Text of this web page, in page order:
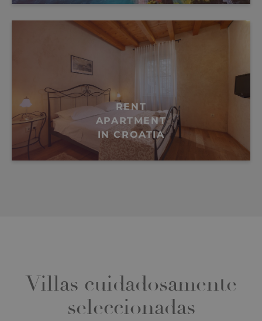
RENT
APARTMENT
IN CROATIA
Villas cuidadosamente
seleccionadas